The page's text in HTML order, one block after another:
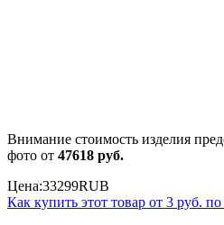
Внимание стоимость изделия
фото от 47618 руб.
Цена:33299RUB
Как купить этот товар от 3 руб. по